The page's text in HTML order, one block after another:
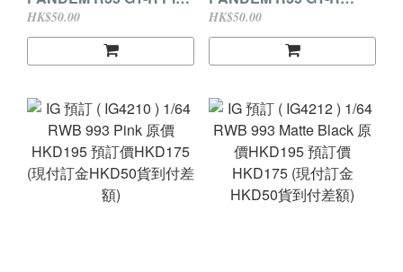
Metallic 原價HKD195 預
訂價HKD175 (現付訂金
HKD50貨到付差額)
HK$50.00
Black Metallic 原價
HKD195 預訂價HKD175
(現付訂金HKD50貨到付
HK$50.00